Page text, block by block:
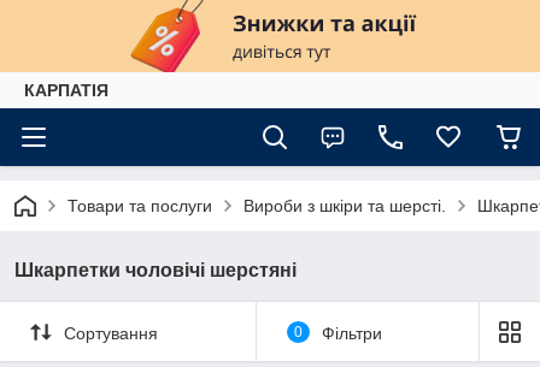
КАРПАТІЯ
Товари та послуги Вироби з шкіри та шерсті.
Шкарпетки чоловічі шерстяні
Сортування 0 Фільтри